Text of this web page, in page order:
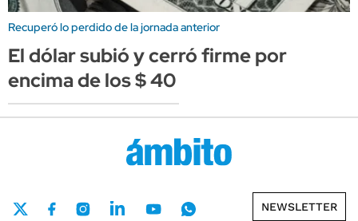
Recuperó lo perdido de la jornada anterior
El dólar subió y cerró firme por
encima de los $ 40
NEWSLETTER